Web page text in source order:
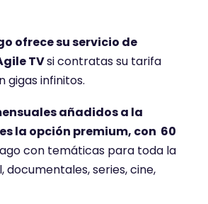
ofrece su servicio de
TVsi contratas su tarifa
gigas infinitos.
añadidos a la
la opción premium, con 60
con temáticas para toda la
documentales, series, cine,